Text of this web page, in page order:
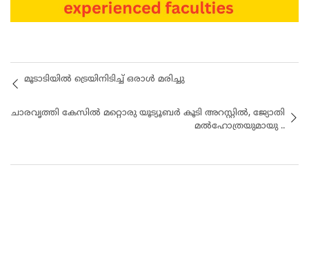
മൂടാടിയിൽ ട്രെയിനിടിച്ച് ഒരാൾ മരിച്ചു
ചാരവൃത്തി കേസിൽ മറ്റൊരു യൂട്യൂബര്‍ കൂടി അറസ്റ്റില്‍, ജ്യോതി
മല്‍ഹോത്രയുമായു ..